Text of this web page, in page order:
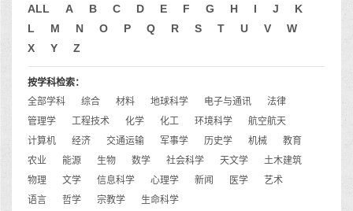
ALL A B C D E F G H I J
K
L
M N O P Q R S T U V
W
X
Y Z
按学科检索：
全部学科
综合 材料 地球科学 电子与通讯
法律
管理学
工程技术 化学 化工 环境科学
航空航天
计算机
经济 交通运输 军事学 历史学 机械
教育
农业
能源 生物 数学 社会科学 天文学
土木建筑
物理
文学 信息科学 心理学 新闻 医学
艺术
语言
哲学 宗教学 生命科学